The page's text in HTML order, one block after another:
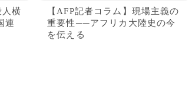
横
連
【AFP記者コラム】現場主義の
重要性──アフリカ大陸史の今
を伝える